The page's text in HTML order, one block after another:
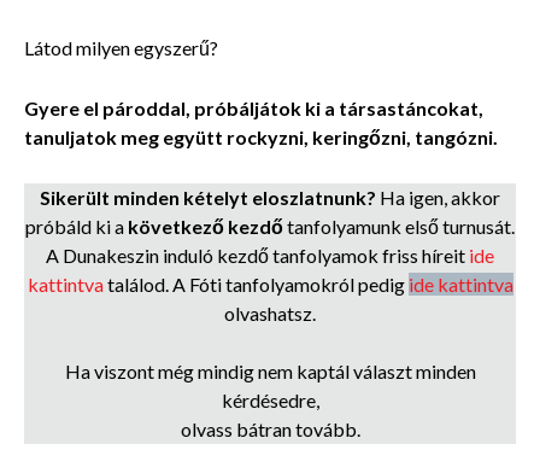
Látod milyen egyszerű?
Gyere el pároddal, próbáljátok ki a társastáncokat,
tanuljatok meg együtt rockyzni, keringőzni, tangózni.
Sikerült minden kételyt eloszlatnunk? Ha igen, akkor
próbáld ki a következő kezdőtanfolyamunk első turnusát.
A Dunakeszin induló kezdő tanfolyamok friss híreit ide
kattintvatalálod. A Fóti tanfolyamokról pedig ide kattintva
olvashatsz.
Ha viszont még mindig nem kaptál választ minden
kérdésedre,
olvass bátran tovább.